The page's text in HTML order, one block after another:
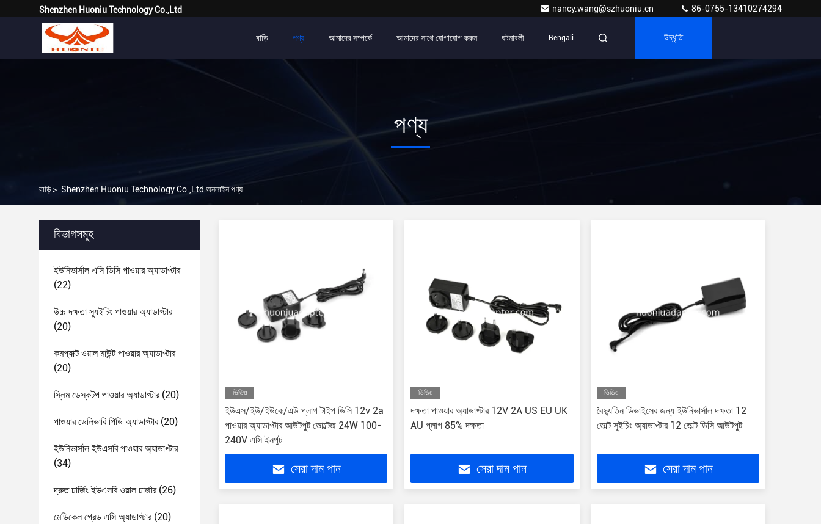
Shenzhen Huoniu Technology Co.,Ltd nancy.wang@szhuoniu.cn 86-0755-13410274294
বাড়ি পণ্য আমাদের সম্পর্কে আমাদের সাথে যোগাযোগ করুন ঘটনাবলী Bengali উদ্ধৃতি
পণ্য
বাড়ি> Shenzhen Huoniu Technology Co.,Ltd অনলাইন পণ্য
বিভাগসমূহ
ইউনিভার্সাল এসি ডিসি পাওয়ার অ্যাডাপ্টার
(22)
উচ্চ দক্ষতা স্যুইচিং পাওয়ার অ্যাডাপ্টার
(20)
কমপ্যাক্ট ওয়াল মাউন্ট পাওয়ার অ্যাডাপ্টার
(20)
স্লিম ডেস্কটপ পাওয়ার অ্যাডাপ্টার(20)
পাওয়ার ডেলিভারি পিডি অ্যাডাপ্টার(20)
ইউনিভার্সাল ইউএসবি পাওয়ার অ্যাডাপ্টার
(34)
দ্রুত চার্জিং ইউএসবি ওয়াল চার্জার(26)
মেডিকেল গ্রেড এসি অ্যাডাপ্টার(20)
ভিডিও
ইউএস/ইউ/ইউকে/এউ প্লাগ টাইপ ডিসি 12v 2a
পাওয়ার অ্যাডাপ্টার আউটপুট ভোল্টেজ 24W 100-
240V এসি ইনপুট
সেরা দাম পান
ভিডিও
দক্ষতা পাওয়ার অ্যাডাপ্টার 12V 2A US EU UK
AU প্লাগ 85% দক্ষতা
সেরা দাম পান
ভিডিও
বৈদ্যুতিন ডিভাইসের জন্য ইউনিভার্সাল দক্ষতা 12
ভোল্ট সুইচিং অ্যাডাপ্টার 12 ভোল্ট ডিসি আউটপুট
সেরা দাম পান